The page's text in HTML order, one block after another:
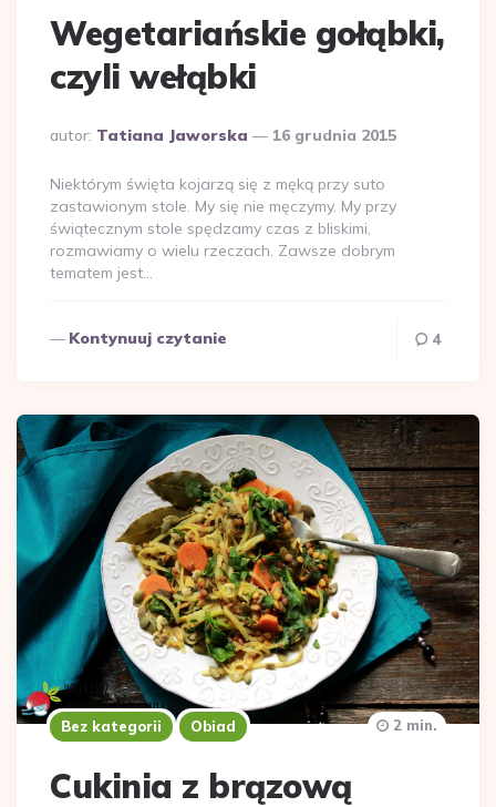
Wegetariańskie gołąbki,
czyli wełąbki
Dodane
autor: Tatiana Jaworska 16 grudnia 2015
Niektórym święta kojarzą się z męką przy suto
zastawionym stole. My się nie męczymy. My przy
świątecznym stole spędzamy czas z bliskimi,
rozmawiamy o wielu rzeczach. Zawsze dobrym
tematem jest…
Kontynuuj czytanie 4
Bez kategorii Obiad
Cukinia z brązową
2 min.